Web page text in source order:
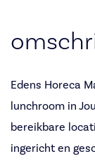
Edens Horeca
lunchroom in
bereikbare
ingericht en